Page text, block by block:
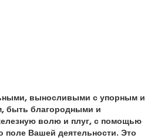
выносливыми с упорным и
быть благородными и
волю и плуг, с помощью
поле Вашей деятельности. Это